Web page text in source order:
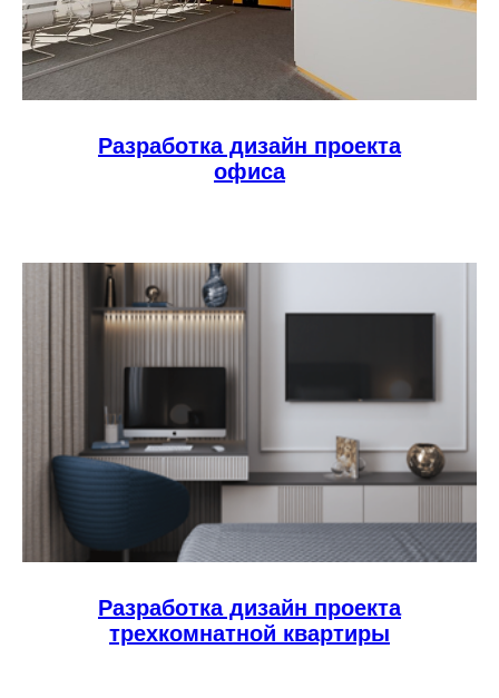
Разработка дизайн проекта
офиса
Разработка дизайн проекта
трехкомнатной квартиры